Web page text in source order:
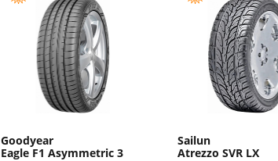
Goodyear
Eagle F1 Asymmetric 3
Sailun
Atrezzo SVR LX